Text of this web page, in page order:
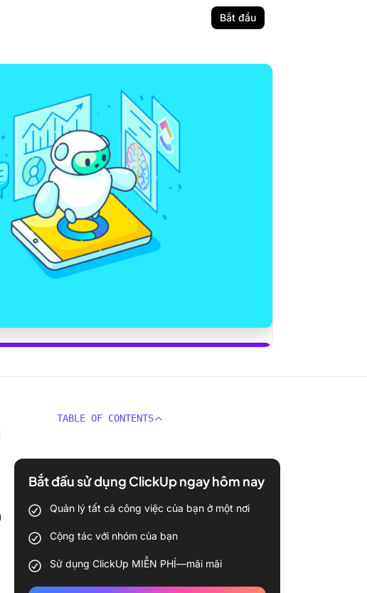
Bắt đầu
TABLE OF CONTENTS
Bắt đầu sử dụng ClickUp ngay hôm nay
Quản lý tất cả công việc của bạn ở một nơi
Cộng tác với nhóm của bạn
Sử dụng ClickUp MIỄN PHÍ—mãi mãi